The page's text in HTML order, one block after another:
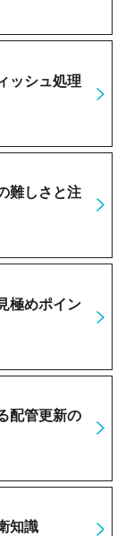
ッシュ処理
難しさと注
極めポイン
配管更新の
知識